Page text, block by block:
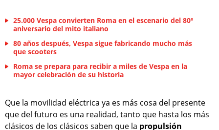
25.000 Vespa convierten Roma en el escenario del 80º
aniversario del mito italiano
80 años después, Vespa sigue fabricando mucho más
que scooters
Roma se prepara para recibir a miles de Vespa en la
mayor celebración de su historia
Que la movilidad eléctrica ya es más cosa del presente
que del futuro es una realidad, tanto que hasta los más
clásicos de los clásicos saben que la propulsión